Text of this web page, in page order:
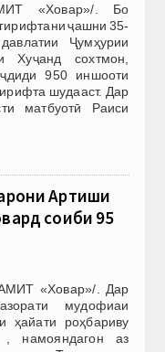
«Ховар»/. Бо
ҷашни 35-
Ҷумҳурии
Хуҷанд сохтмон,
950 иншооти
шудааст. Дар
матбуотӣ Раиси
Артиши
соҳиби 95
«Ховар»/. Дар
мудофиаи
ҳайати роҳбариву
, намояндагон аз